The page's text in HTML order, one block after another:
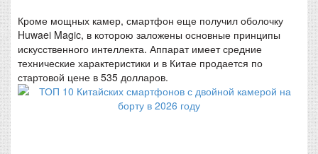
Кроме мощных камер, смартфон еще получил оболочку
Huwaei Magic, в которою заложены основные принципы
искусственного интеллекта. Аппарат имеет средние
технические характеристики и в Китае продается по
стартовой цене в 535 долларов.